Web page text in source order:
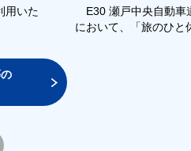
用いた
E30 瀬戸中央自動車
において、「旅のひと